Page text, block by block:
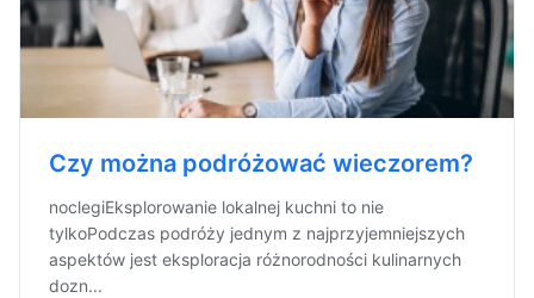
Czy można podróżować wieczorem?
noclegiEksplorowanie lokalnej kuchni to nie
tylkoPodczas podróży jednym z najprzyjemniejszych
aspektów jest eksploracja różnorodności kulinarnych
dozn...